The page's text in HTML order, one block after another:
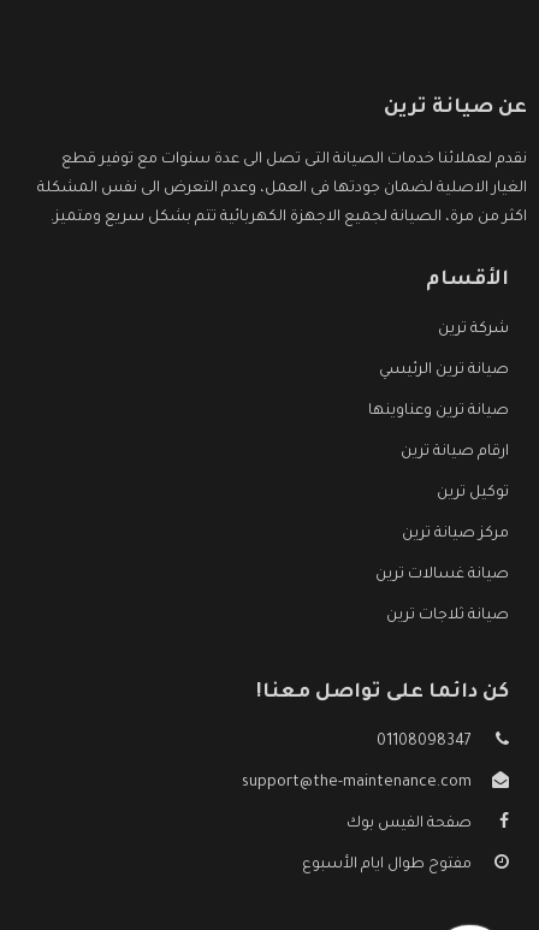
عن صيانة ترين
نقدم لعملائنا خدمات الصيانة التى تصل الى عدة سنوات مع توفير قطع
الغيار الاصلية لضمان جودتها فى العمل، وعدم التعرض الى نفس المشكلة
اكثر من مرة، الصيانة لجميع الاجهزة الكهربائية تتم بشكل سريع ومتميز.
الأقسام
شركة ترين
صيانة ترين الرئيسي
صيانة ترين وعناوينها
ارقام صيانة ترين
توكيل ترين
مركز صيانة ترين
صيانة غسالات ترين
صيانة ثلاجات ترين
كن دائما على تواصل معنا!
01108098347
support@the-maintenance.com
صفحة الفيس بوك
مفتوح طوال ايام الأسبوع